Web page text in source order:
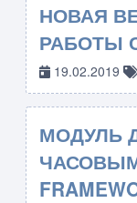
НОВАЯ
РАБОТЫ
19.02.2019
МОДУЛЬ